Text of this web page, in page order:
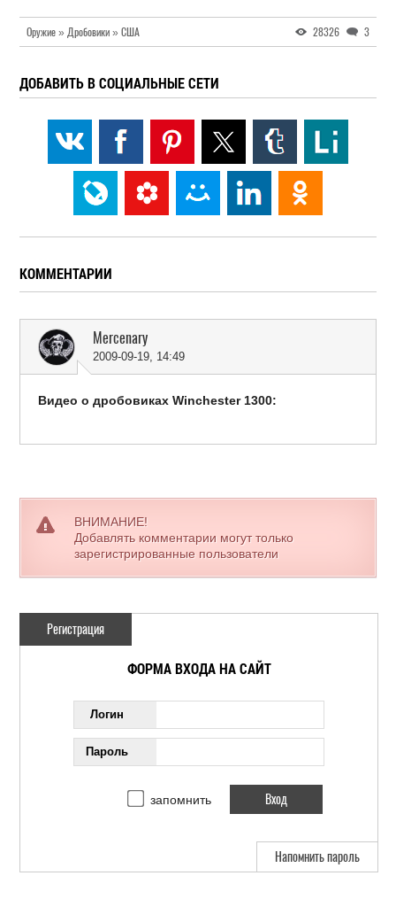
Оружие » Дробовики » США 28326 3
ДОБАВИТЬ В СОЦИАЛЬНЫЕ СЕТИ
КОММЕНТАРИИ
Mercenary
2009-09-19, 14:49
Видео о дробовиках Winchester 1300:
ВНИМАНИЕ!
Добавлять комментарии могут только
зарегистрированные пользователи
Регистрация
ФОРМА ВХОДА НА САЙТ
Логин
Пароль
запомнить
Напомнить пароль